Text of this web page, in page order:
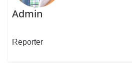
Admin
Reporter